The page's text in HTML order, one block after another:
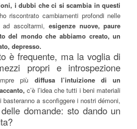
i dubbi che ci si scambia in questi
riscontrato cambiamenti profondi nelle
ascoltarmi, esigenze nuove, paure
del mondo che abbiamo creato, un
depresso.
è frequente, ma la voglia di
propri e introspezione
più diffusa l’intuizione di un
c’è l’idea che tutti i beni materiali
a sconfiggere i nostri démoni,
domande: sto dando un